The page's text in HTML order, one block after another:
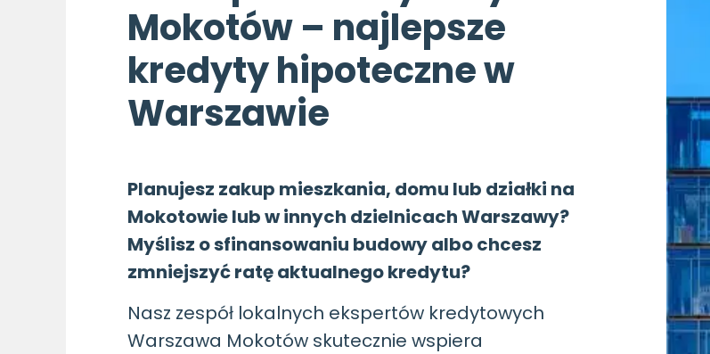
Mokotów – najlepsze
kredyty hipoteczne w
Warszawie
Planujesz zakup mieszkania, domu lub działki na
Mokotowie lub w innych dzielnicach Warszawy?
Myślisz o sfinansowaniu budowy albo chcesz
zmniejszyć ratę aktualnego kredytu?
Nasz zespół lokalnych ekspertów kredytowych
Warszawa Mokotów skutecznie wspiera